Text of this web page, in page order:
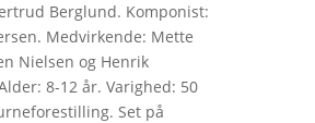
Berglund. Komponist:
Medvirkende: Mette
Nielsen og Henrik
8-12 år. Varighed: 50
Set på